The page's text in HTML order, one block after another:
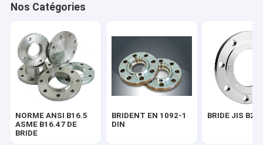
PIÈCE EN T DE TUYAU D'ACIER
Réducteur de tuyau d'acier
Chapeau de tuyau d'acier
FROGED ADAPTANT ASME B16.11
Nos Catégories
NORME ANSI B16.5
ASME B16.47 DE
BRIDE
BRIDENT EN 1092-1
DIN
BRIDE JIS